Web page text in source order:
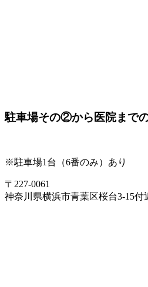
駐車場その②から医院まで
※駐車場1台（6番のみ）あり
〒227-0061
神奈川県横浜市青葉区桜台3-15付